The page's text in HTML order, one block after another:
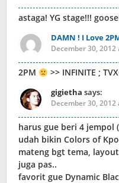
astaga! YG stage!!!
DAMN ! I Love
December 30, 2012
2PM >> INFINITE ;
gigietha says:
December 30, 2012
harus gue beri 4 jempol
udah bikin Colors of
mateng bgt tema,
juga pas..
favorit gue Dynamic